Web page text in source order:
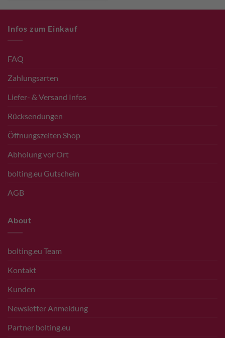
Infos zum Einkauf
FAQ
Zahlungsarten
Liefer- & Versand Infos
Rücksendungen
Öffnungszeiten Shop
Abholung vor Ort
bolting.eu Gutschein
AGB
About
bolting.eu Team
Kontakt
Kunden
Newsletter Anmeldung
Partner bolting.eu